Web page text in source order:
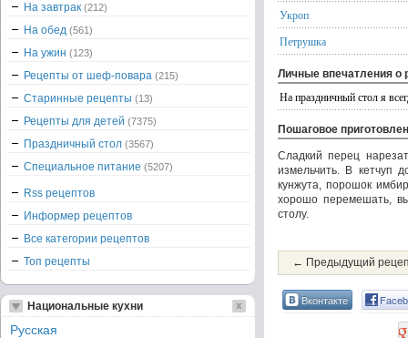
Укроп
Петрушка
Личные впечатления о
На праздничный стол я
Пошаговое
Сладкий перец
измельчить. В кетчуп
кунжута, порошок
хорошо перемешать,
столу.
← Предыдущий
Вконтакте
На завтрак (212)
На обед (561)
На ужин (123)
Рецепты от шеф-повара (215)
Старинные рецепты (13)
Рецепты для детей (7375)
Праздничный стол (3567)
Специальное питание (5207)
Rss рецептов
Информер рецептов
Все категории рецептов
Топ рецепты
Национальные кухни
Русская